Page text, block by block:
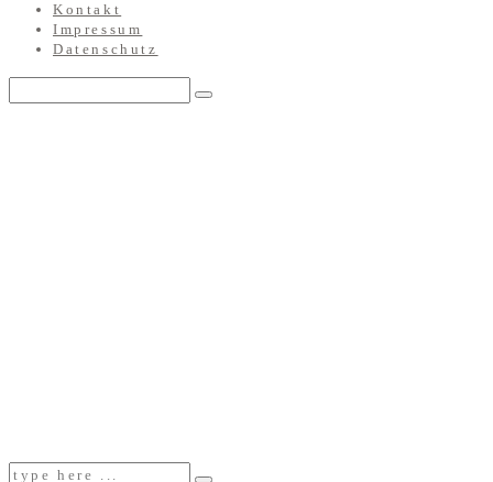
Kontakt
Impressum
Datenschutz